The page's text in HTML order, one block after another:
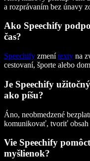
a rozprávaním bez únavy
Ako Speechify
čas?
Speechify zmenítexty na
cestovaní, športe alebo
Je Speechify
ako píšu?
Áno, neobmedzené
komunikovať, tvoriť obsah
Vie Speechify
myšlienok?